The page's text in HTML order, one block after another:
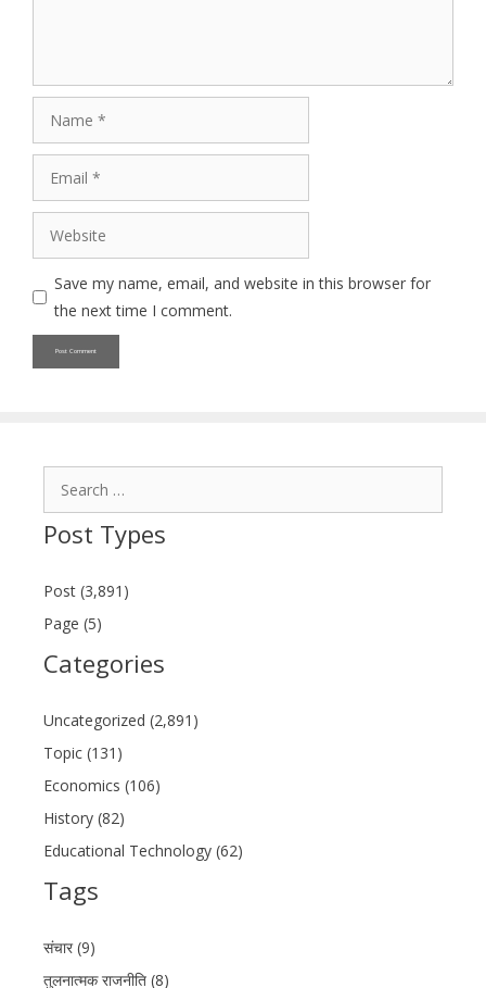
Website
Save my name, email, and website in this browser for
the next time I comment.
Post Types
Post (3,891)
Page (5)
Categories
Uncategorized (2,891)
Topic (131)
Economics (106)
History (82)
Educational Technology (62)
Tags
संचार (9)
तुलनात्मक राजनीति (8)